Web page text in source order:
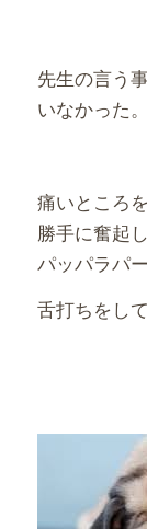
先生の言う
いなかった。
痛いところ
勝手に奮起
パッパラパ
舌打ちをし